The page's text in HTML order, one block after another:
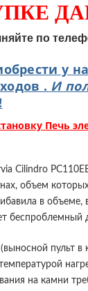
по
у
. И
Печь
Cilindro
объем
в
беспроблемный
(выносной
на камни